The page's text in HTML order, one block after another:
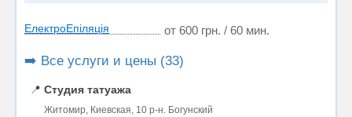
ЕлектроЕпіляція от 600 грн. / 60 мин.
➡️ Все услуги и цены (33)
📍 Студия татуажа
Житомир, Киевская, 10 р-н. Богунский